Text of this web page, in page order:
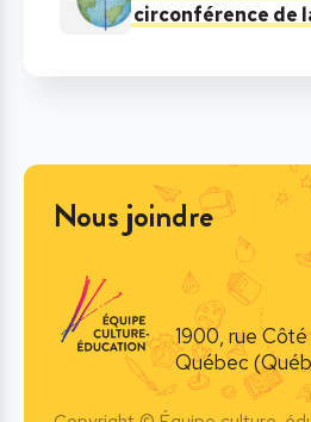
circonférence de
Nous joindre
1900, rue Côté
Québec